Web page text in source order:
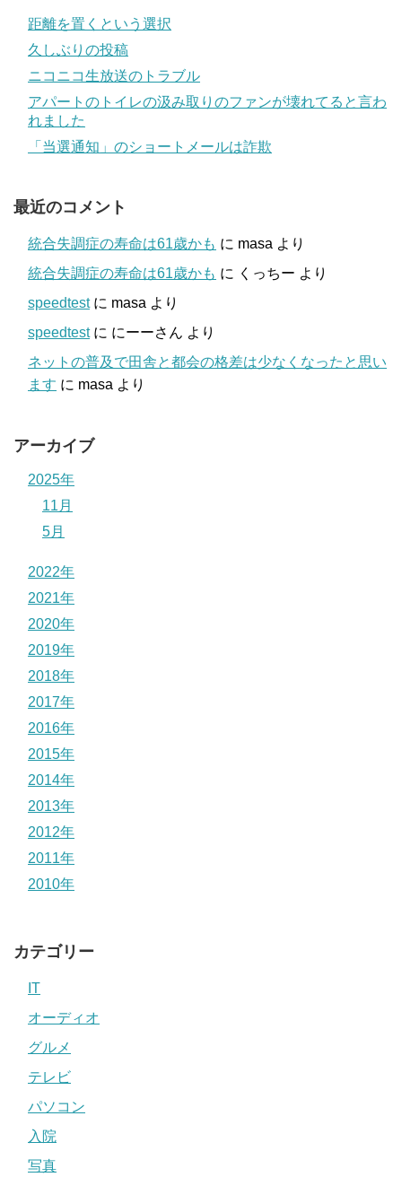
距離を置くという選択
久しぶりの投稿
ニコニコ生放送のトラブル
アパートのトイレの汲み取りのファンが壊れてると言わ
れました
「当選通知」のショートメールは詐欺
最近のコメント
統合失調症の寿命は61歳かも に masa より
統合失調症の寿命は61歳かも に くっちー より
speedtestに masa より
speedtestに にーーさん より
ネットの普及で田舎と都会の格差は少なくなったと思い
ます に masa より
アーカイブ
2025年
11月
5月
2022年
2021年
2020年
2019年
2018年
2017年
2016年
2015年
2014年
2013年
2012年
2011年
2010年
カテゴリー
IT
オーディオ
グルメ
テレビ
パソコン
入院
写真